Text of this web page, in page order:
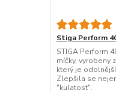
Stiga Perform
STIGA Perform
míčky, vyrobeny
který je
Zlepšila se
"kulatost".